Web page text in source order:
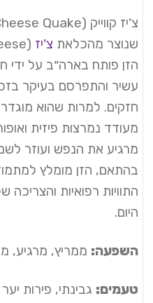
צ'יז קווייק (Cheese Quake) הוא זן
שנוצר מהכלאת צ'יז
הזן פותח בארה״ב על ידי
עשיר והתפרסם בעיקר
חזקים. למרות שהוא מוגדר
מעודד נמרצות פיזית
מרגיע את הנפש ועוזר
בהתאם, הזן מומלץ
התוויות רפואיות
היום.
השפעה: ממריץ, מרגיע,
טעמים: גבינתי, פירות יער